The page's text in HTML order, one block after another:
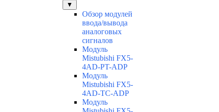
▼
Обзор модулей
ввода/вывода
аналоговых
сигналов
Модуль
Mistubishi FX5-
4AD-PT-ADP
Модуль
Mistubishi FX5-
4AD-TC-ADP
Модуль